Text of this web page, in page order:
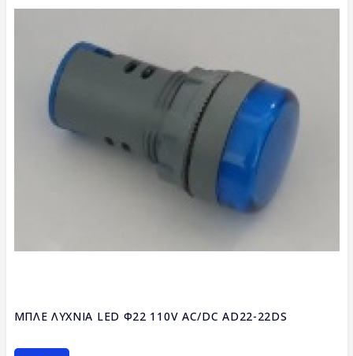
ΜΠΛΕ ΛΥΧΝΙΑ LED Φ22 110V AC/DC AD22-22DS